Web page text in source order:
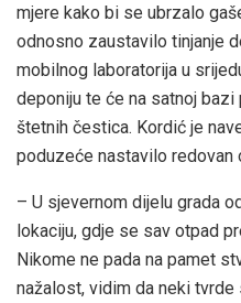
mjere kako bi se ubrzalo
odnosno zaustavilo tinjanje
mobilnog laboratorija u
deponiju te će na satnoj
štetnih čestica. Kordić je
poduzeće nastavilo redovan
– U sjevernom dijelu grada
lokaciju, gdje se sav otpad
Nikome ne pada na pamet
nažalost, vidim da neki tvrde